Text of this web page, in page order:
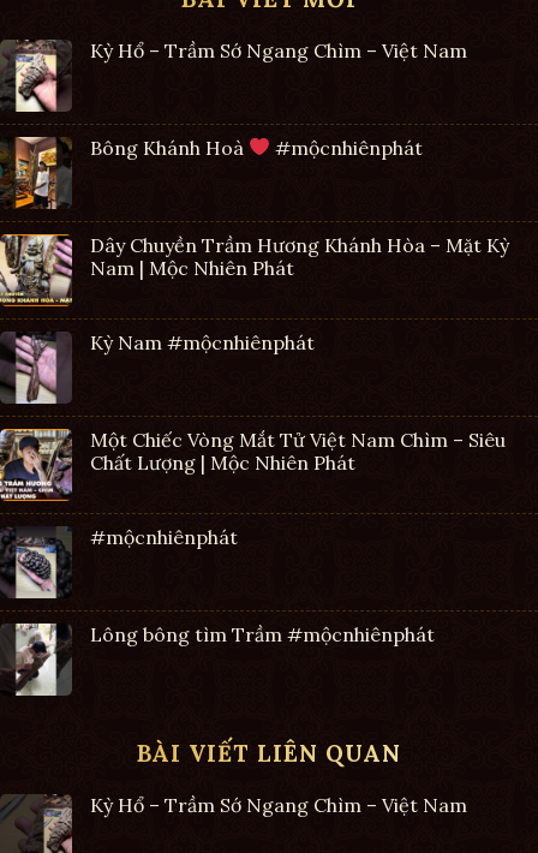
Kỳ Hổ – Trầm Sớ Ngang Chìm – Việt Nam
Bông Khánh Hoà #mộcnhiênphát
Dây Chuyền Trầm Hương Khánh Hòa – Mặt Kỳ
Nam | Mộc Nhiên Phát
Kỳ Nam #mộcnhiênphát
Một Chiếc Vòng Mắt Tử Việt Nam Chìm – Siêu
Chất Lượng | Mộc Nhiên Phát
#mộcnhiênphát
Lông bông tìm Trầm #mộcnhiênphát
BÀI VIẾT LIÊN QUAN
Kỳ Hổ – Trầm Sớ Ngang Chìm – Việt Nam